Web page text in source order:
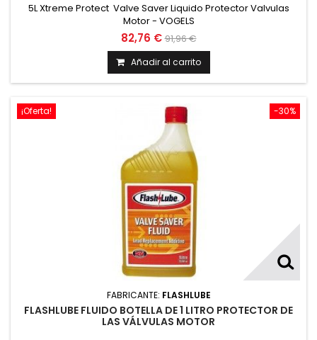
5L Xtreme Protect Valve Saver Liquido Protector Valvulas
Motor - VOGELS
82,76 €91,96 €
Añadir al carrito
¡Oferta!
FABRICANTE: FLASHLUBE
FLASHLUBE FLUIDO BOTELLA DE 1 LITRO PROTECTOR DE
LAS VÁLVULAS MOTOR
-30%